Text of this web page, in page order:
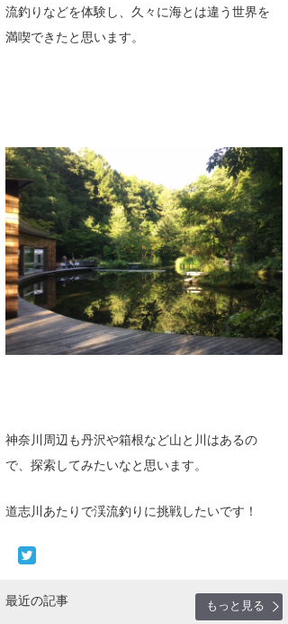
流釣りなどを体験し、久々に海とは違う世界を
満喫できたと思います。
神奈川周辺も丹沢や箱根など山と川はあるの
で、探索してみたいなと思います。
道志川あたりで渓流釣りに挑戦したいです！
最近の記事 もっと見る
OYZ
waka☆=
YUKI☆
たっちー
ハンマー
まっきー
三輪予報士
上田純子
上條将美
唐澤予報士